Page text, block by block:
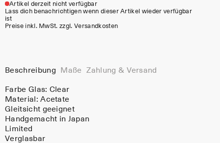
Artikel derzeit nicht verfügbar
Lass dich benachrichtigen wenn dieser Artikel wieder verfügbar
ist
Preise inkl. MwSt. zzgl. Versandkosten
Beschreibung Maße Zahlung & Versand
Farbe Glas: Clear
Material:Acetate
Gleitsicht geeignet
Handgemacht in Japan
Limited
Verglasbar